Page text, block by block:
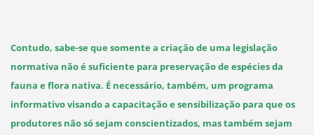
Contudo, sabe-se que somente a criação de uma legislação
normativa não é suficiente para preservação de espécies da
fauna e flora nativa. É necessário, também, um programa
informativo visando a capacitação e sensibilização para que os
produtores não só sejam conscientizados, mas também sejam